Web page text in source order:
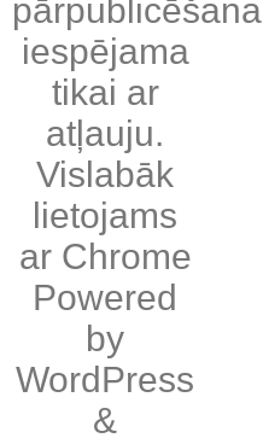
pārpublicēšana
iespējama
tikai ar
atļauju.
Vislabāk
lietojams
ar Chrome
Powered
by
WordPress
&